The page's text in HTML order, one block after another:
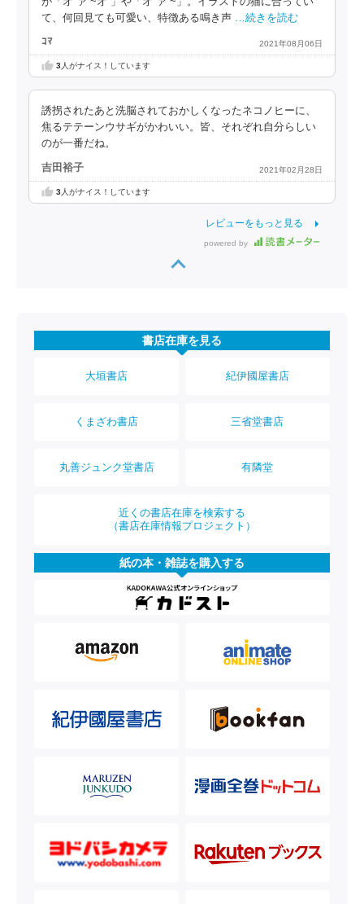
て、何回見ても可愛い、特徴ある鳴き声 …続きを読む
ｺﾏ 2021年08月06日
3人がナイス！しています
誘拐されたあと洗脳されておかしくなったネコノヒーに、
焦るテテーンウサギがかわいい。皆、それぞれ自分らしい
のが一番だね。
吉田裕子 2021年02月28日
3人がナイス！しています
レビューをもっと見る
powered by
書店在庫を見る
大垣書店 紀伊國屋書店
くまざわ書店 三省堂書店
丸善ジュンク堂書店 有隣堂
近くの書店在庫を検索する
（書店在庫情報プロジェクト）
紙の本・雑誌を購入する